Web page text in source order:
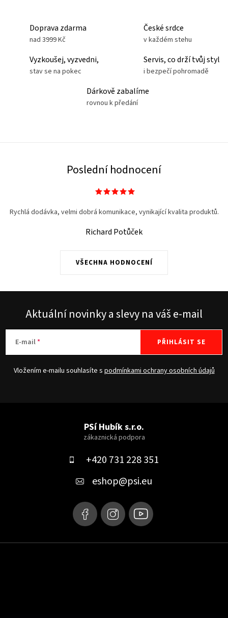
Doprava zdarma
nad 3999 Kč
České srdce
v každém stehu
Vyzkoušej, vyzvedni,
stav se na pokec
Servis, co drží tvůj styl
i bezpečí pohromadě
Dárkově zabalíme
rovnou k předání
Poslední hodnocení
VŠECHNA HODNOCENÍ
Rychlá dodávka, velmi dobrá komunikace, vynikající kvalita produktů.
Richard Potůček
Aktuální novinky a slevy na váš e-mail
E-mail
Vložením e-mailu souhlasíte s podmínkami ochrany osobních údajů
PŘIHLÁSIT SE
PSí Hubík s.r.o.
+420 731 228 351
eshop@psi.eu